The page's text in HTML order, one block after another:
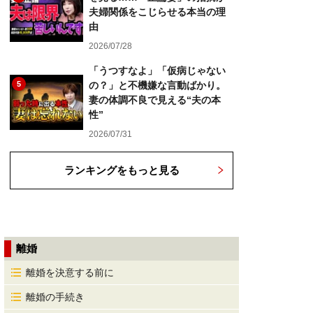
夫婦関係をこじらせる本当の理
由
2026/07/28
5
「うつすなよ」「仮病じゃない
の？」と不機嫌な言動ばかり。
妻の体調不良で見える“夫の本
性”
2026/07/31
ランキングをもっと見る
離婚
離婚を決意する前に
離婚の手続き